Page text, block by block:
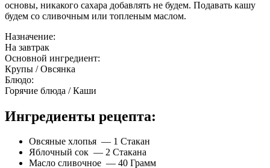
основы, никакого сахара добавлять не будем. Подавать кашу
будем со сливочным или топленым маслом.
Назначение:
На завтрак
Основной ингредиент:
Крупы / Овсянка
Блюдо:
Горячие блюда / Каши
Ингредиенты рецепта:
Овсяные хлопья — 1 Стакан
Яблочный сок — 2 Стакана
Масло сливочное — 40 Грамм